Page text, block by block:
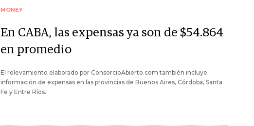
MONEY
En CABA, las expensas ya son de $54.864
en promedio
El relevamiento elaborado por ConsorcioAbierto.com también incluye
información de expensas en las provincias de Buenos Aires, Córdoba, Santa
Fe y Entre Ríos.